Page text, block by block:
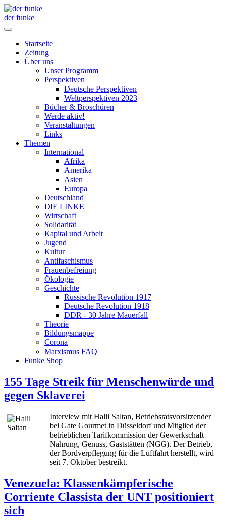
der funke
Startseite
Zeitung
Über uns
Unser Programm
Perspektiven
Deutsche Perspektiven
Weltperspektiven 2023
Bücher & Broschüren
Werde aktiv!
Veranstaltungen
Links
Themen
International
Afrika
Amerika
Asien
Europa
Deutschland
DIE LINKE
Wirtschaft
Solidarität
Kapital und Arbeit
Jugend
Kultur
Antifaschismus
Frauenbefreiung
Ökologie
Geschichte
Russische Revolution 1917
Deutsche Revolution 1918
DDR - 30 Jahre Mauerfall
Theorie
Bildungsmappe
Corona
Marxismus FAQ
Funke Shop
155 Tage Streik für Menschenwürde und
gegen Sklaverei
Interview mit Halil Saltan, Betriebsratsvorsitzender
bei Gate Gourmet in Düsseldorf und Mitglied der
betrieblichen Tarifkommission der Gewerkschaft
Nahrung, Genuss, Gaststätten (NGG). Der Betrieb,
der Bordverpflegung für die Luftfahrt herstellt, wird
seit 7. Oktober bestreikt.
Venezuela: Klassenkämpferische
Corriente Classista der UNT positioniert
sich